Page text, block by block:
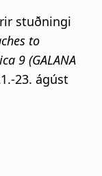
stuðningi
to
9 (GALANA
23. ágúst